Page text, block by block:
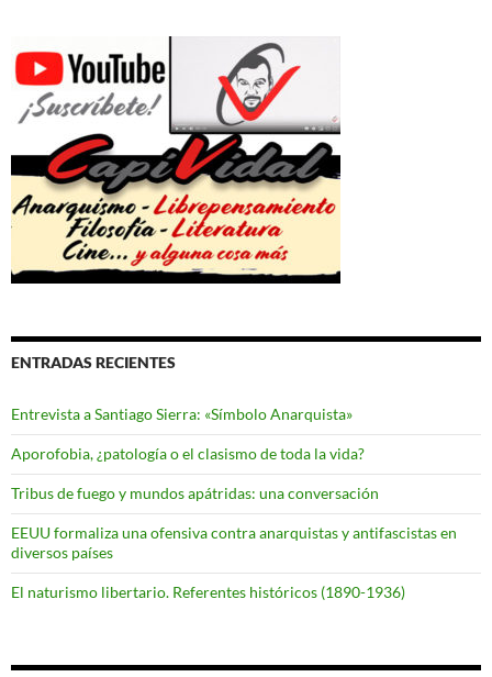
ENTRADAS RECIENTES
Entrevista a Santiago Sierra: «Símbolo Anarquista»
Aporofobia, ¿patología o el clasismo de toda la vida?
Tribus de fuego y mundos apátridas: una conversación
EEUU formaliza una ofensiva contra anarquistas y antifascistas en
diversos países
El naturismo libertario. Referentes históricos (1890-1936)